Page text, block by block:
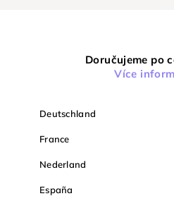
Doručujeme po
Více
Deutschland
France
Nederland
España